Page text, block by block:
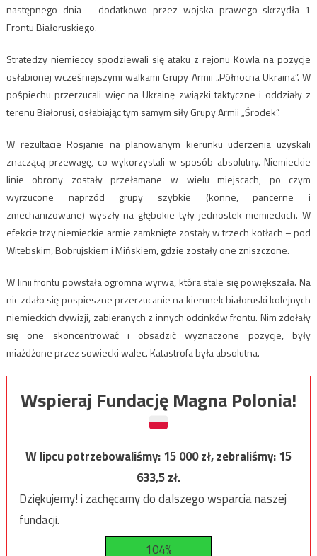
następnego dnia – dodatkowo przez wojska prawego skrzydła 1
Frontu Białoruskiego.
Stratedzy niemieccy spodziewali się ataku z rejonu Kowla na pozycje
osłabionej wcześniejszymi walkami Grupy Armii „Północna Ukraina”. W
pośpiechu przerzucali więc na Ukrainę związki taktyczne i oddziały z
terenu Białorusi, osłabiając tym samym siły Grupy Armii „Środek”.
W rezultacie Rosjanie na planowanym kierunku uderzenia uzyskali
znaczącą przewagę, co wykorzystali w sposób absolutny. Niemieckie
linie obrony zostały przełamane w wielu miejscach, po czym
wyrzucone naprzód grupy szybkie (konne, pancerne i
zmechanizowane) wyszły na głębokie tyły jednostek niemieckich. W
efekcie trzy niemieckie armie zamknięte zostały w trzech kotłach – pod
Witebskim, Bobrujskiem i Mińskiem, gdzie zostały one zniszczone.
W linii frontu powstała ogromna wyrwa, która stale się powiększała. Na
nic zdało się pospieszne przerzucanie na kierunek białoruski kolejnych
niemieckich dywizji, zabieranych z innych odcinków frontu. Nim zdołały
się one skoncentrować i obsadzić wyznaczone pozycje, były
miażdżone przez sowiecki walec. Katastrofa była absolutna.
Wspieraj Fundację Magna Polonia!
W lipcu potrzebowaliśmy:15 000zł, zebraliśmy:15
633,5zł.
Dziękujemy! i zachęcamy do dalszego wsparcia naszej
fundacji.
104%